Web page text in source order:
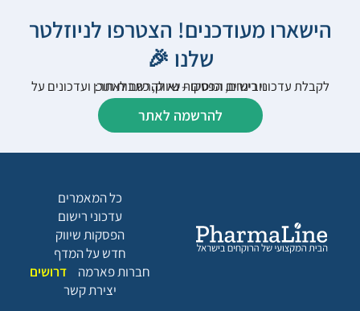
הישארו מעודכנים! הצטרפו לניוזלטר
שלנו 🎉
לקבלת עדכוני רישום, הפסקות שיווק, כתבות תוכן ועדכונים על וובינרים וכנסים – נא להרשם לאתר:
להרשמה לאתר
כל המאמרים
עדכוני רישום
הפסקות שיווק
חדש על המדף
חברות פארמה
דרושים
יצירת קשר